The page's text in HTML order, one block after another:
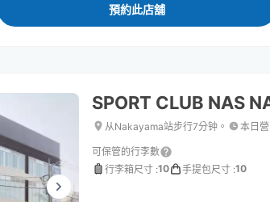
預約此店舖
SPORT CLUB NAS
从Nakayama站步行7分钟。 本日
可保管的行李數
行李箱尺寸 :10 手提包尺寸 :10